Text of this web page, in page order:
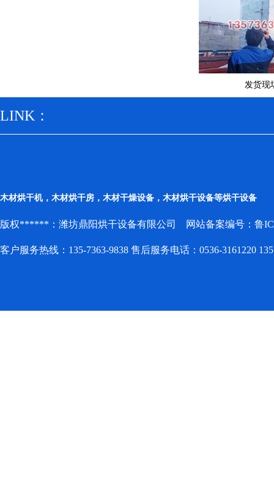
发货现
LINK：
木材烘干机，木材烘干房，木材干燥设备，木材烘干设备等烘干设备
版权******：潍坊鼎阳烘干设备有限公司 网站备案编号： 鲁
客户服务热线：135-7363-9838 售后服务电话：0536-3161220